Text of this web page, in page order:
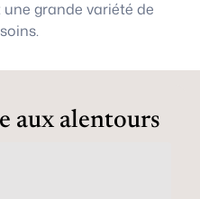
grande variété de
aux alentours